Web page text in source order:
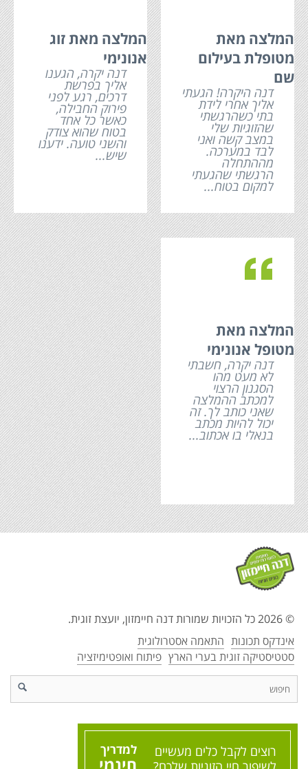
המלצה מאת
מטופלת בעילום
שם
דנה היקרה! הגעתי
אליך אחרי לידת
בתי כשהרגשתי
שהזוגיות שלי
במצב קשה ואני
לבד במערכה.
מההתחלה
הרגשתי שהגעתי
למקום בטוח...
המלצה מאת זוג
אנונימי
דנה יקרה, הגענו
אליך בפרשת
דרכים, רגע לפני
פירוק החבילה,
כאשר כל אחד
בטוח שהוא צודק
והשני טועה. ידענו
שיש...
c
המלצה מאת
מטופל אנונימי
דנה יקרה, חשבתי
לא מעט מהו
הסגנון הרצוי
למכתב ההמלצה
שאני כותב לך. זה
יכול להיות מכתב
בנאלי בו אכתוב...
© 2026 כל הזכויות שמורות דנה חיימזון, יועצת זוגית.
אינדקס תכונות התאמה אסטרולוגית
סטטיסטיקה זוגית בערי הארץ פיתוח ואופטימיזציה
d
למדריך
רוצים לקבל כלים מעשיים